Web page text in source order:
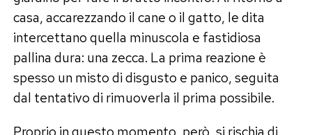
naturale sapidità consente di insaporire i piatti
riducendo l’uso del sale raffinato, rivelandosi un
prezioso alleato per chi deve tenere sotto
controllo la pressione arteriosa o ridurre la
ritenzione idrica, il tutto con un apporto calorico
casa, accarezzando il cane o il gatto, le dita
intercettano quella minuscola e fastidiosa
pallina dura: una zecca. La prima reazione è
spesso un misto di disgusto e panico, seguita
dal tentativo di rimuoverla il prima possibile.